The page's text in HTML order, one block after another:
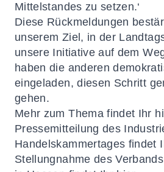
Mittelstandes zu setzen.‘
Diese Rückmeldungen
unserem Ziel, in der
unsere Initiative auf dem
haben die anderen
eingeladen, diesen Schritt
gehen.
Mehr zum Thema findet Ihr
Pressemitteilung des
Handelskammertages findet
Stellungnahme des